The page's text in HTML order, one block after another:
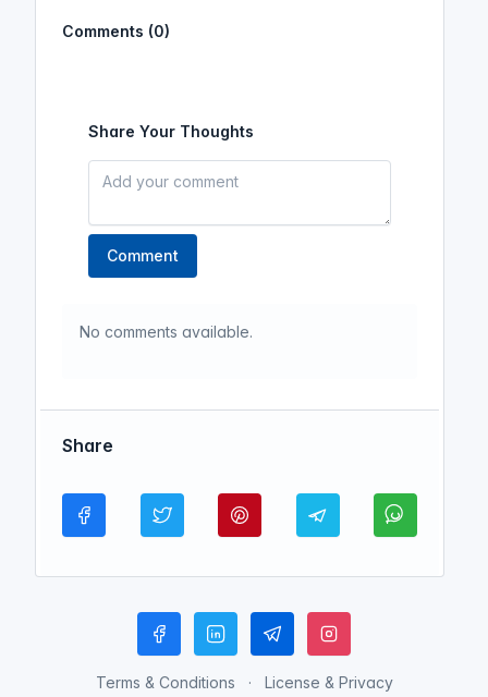
Comments (0)
Share Your Thoughts
Comment
No comments available.
Share
Terms & Conditions License & Privacy